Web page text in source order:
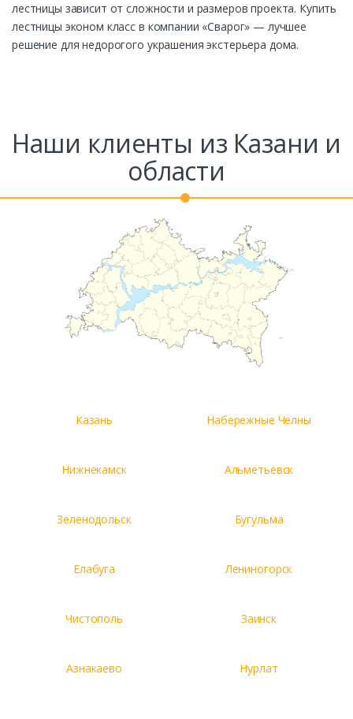
лестницы зависит от сложности и размеров проекта. Купить
лестницы эконом класс в компании «Сварог» — лучшее
решение для недорогого украшения экстерьера дома.
Наши клиенты из Казани и
области
Казань Набережные Челны
Нижнекамск Альметьевск
Зеленодольск Бугульма
Елабуга Лениногорск
Чистополь Заинск
Азнакаево Нурлат